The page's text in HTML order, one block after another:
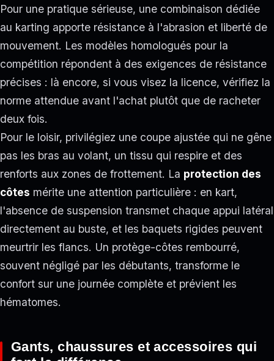
Pour une pratique sérieuse, une combinaison dédiée
au karting apporte résistance à l'abrasion et liberté de
mouvement. Les modèles homologués pour la
compétition répondent à des exigences de résistance
précises : là encore, si vous visez la licence, vérifiez la
norme attendue avant l'achat plutôt que de racheter
deux fois.
Pour le loisir, privilégiez une coupe ajustée qui ne gêne
pas les bras au volant, un tissu qui respire et des
renforts aux zones de frottement. La protection des
côtes mérite une attention particulière : en kart,
l'absence de suspension transmet chaque appui latéral
directement au buste, et les baquets rigides peuvent
meurtrir les flancs. Un protège-côtes rembourré,
souvent négligé par les débutants, transforme le
confort sur une journée complète et prévient les
hématomes.
Gants, chaussures et accessoires qui